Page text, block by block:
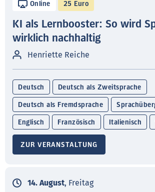
Online 25 Euro
KI als Lernbooster: So wird
wirklich nachhaltig
Henriette Reiche
Deutsch Deutsch als Zweitsprache
Deutsch als Fremdsprache
Englisch Französisch Italienisch
ZUR VERANSTALTUNG
14. August, Freitag